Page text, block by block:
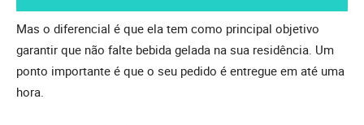
Mas o diferencial é que ela tem como principal objetivo
garantir que não falte bebida gelada na sua residência. Um
ponto importante é que o seu pedido é entregue em até uma
hora.